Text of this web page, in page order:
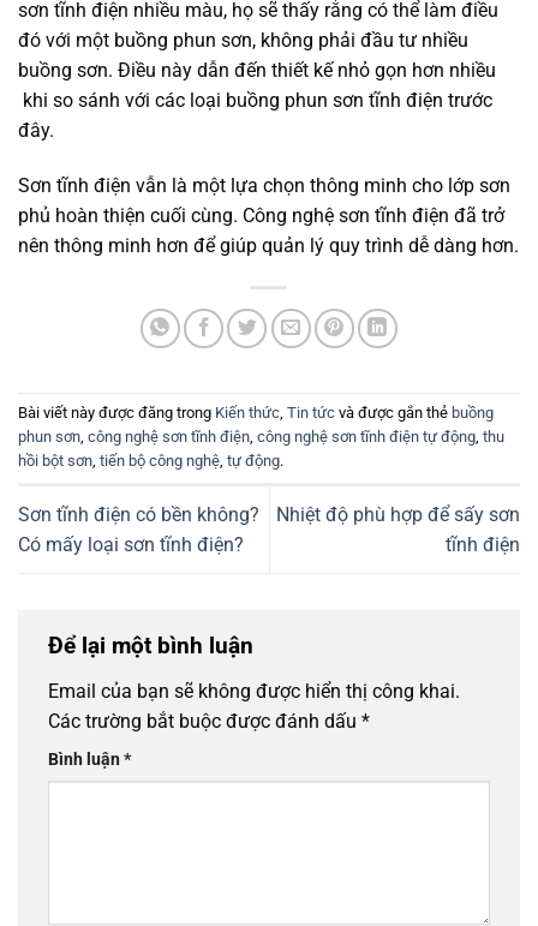
sơn tĩnh điện nhiều màu, họ sẽ thấy rằng có thể làm điều
đó với một buồng phun sơn, không phải đầu tư nhiều
buồng sơn. Điều này dẫn đến thiết kế nhỏ gọn hơn nhiều
khi so sánh với các loại buồng phun sơn tĩnh điện trước
đây.
Sơn tĩnh điện vẫn là một lựa chọn thông minh cho lớp sơn
phủ hoàn thiện cuối cùng. Công nghệ sơn tĩnh điện đã trở
nên thông minh hơn để giúp quản lý quy trình dễ dàng hơn.
Bài viết này được đăng trong Kiến thức, Tin tức và được gắn thẻ buồng
phun sơn, công nghệ sơn tĩnh điện, công nghệ sơn tĩnh điện tự động, thu
hồi bột sơn, tiến bộ công nghệ, tự động.
Sơn tĩnh điện có bền không?
Có mấy loại sơn tĩnh điện?
Nhiệt độ phù hợp để sấy sơn
tĩnh điện
Để lại một bình luận
Email của bạn sẽ không được hiển thị công khai.
Các trường bắt buộc được đánh dấu *
Bình luận*